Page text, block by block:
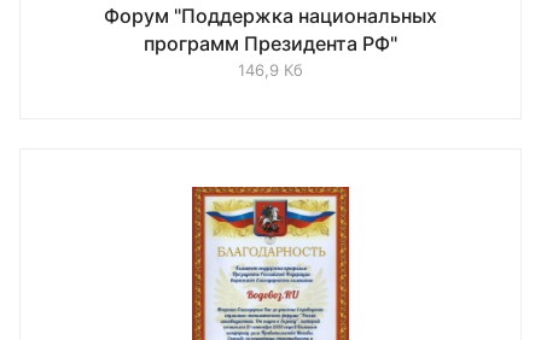
Форум "Поддержка национальных
программ Президента РФ"
146,9 Кб